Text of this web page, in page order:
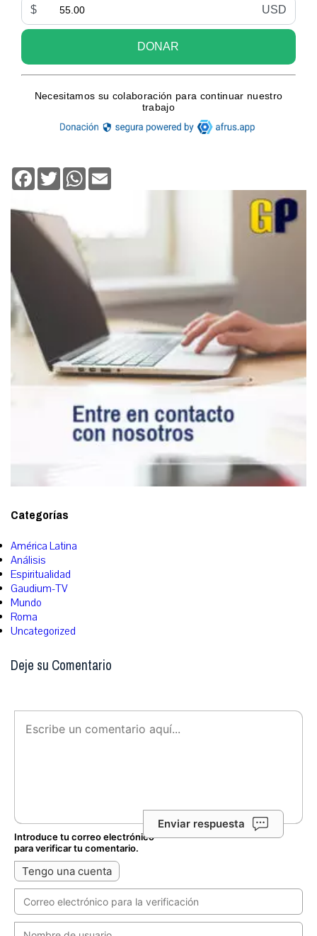
Facebook
TwitterWhatsApp
Categorías
América Latina
Análisis
Espiritualidad
Gaudium-TV
Mundo
Roma
Uncategorized
Deje su Comentario
Enviar respuesta
Introduce tu correo electrónico
para verificar tu comentario.
Tengo una cuenta